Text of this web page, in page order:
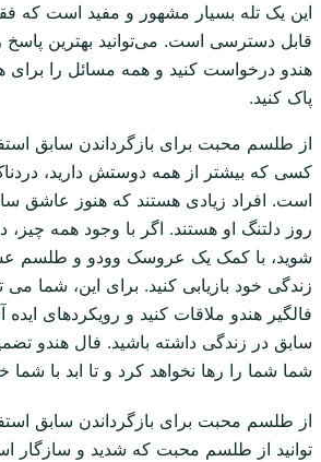
این یک تله بسیار مشهور و مفید است که
قابل دسترسی است. می‌توانید بهترین پاسخ
هندو درخواست کنید و همه مسائل را برای
پاک کنید.
از طلسم محبت برای بازگرداندن سابق
کسی که بیشتر از همه دوستش دارید،
است. افراد زیادی هستند که هنوز عاشق
روز دلتنگ او هستند. اگر با وجود همه
شوید، با کمک یک عروسک وودو و طلسم
زندگی خود بازیابی کنید. برای این، شما می
فالگیر هندو ملاقات کنید و رویکردهای ایده
سابق در زندگی داشته باشید. فال هندو
شما شما را رها نخواهد کرد و تا ابد با شما
از طلسم محبت برای بازگرداندن سابق
توانید از طلسم محبت که شدید و سازگار